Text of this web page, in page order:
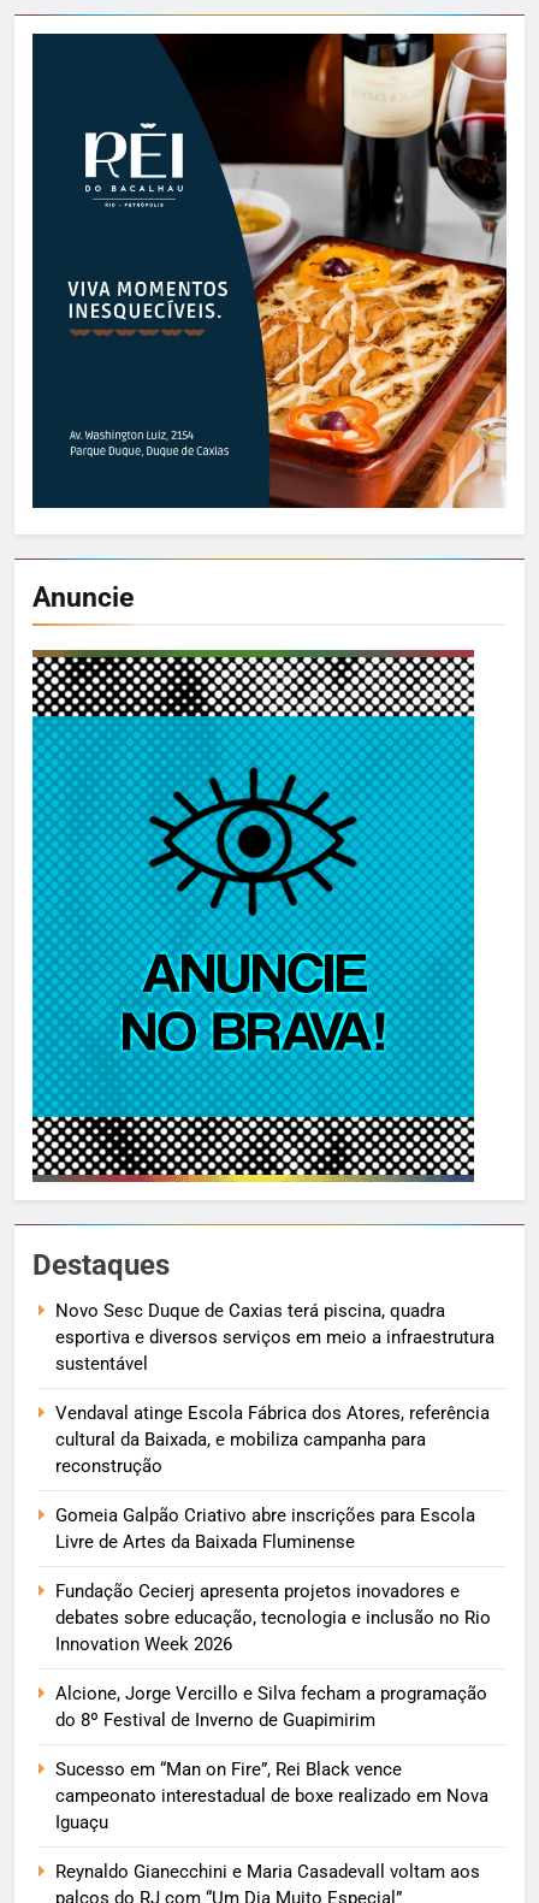
Anuncie
Destaques
Novo Sesc Duque de Caxias terá piscina, quadra
esportiva e diversos serviços em meio a infraestrutura
sustentável
Vendaval atinge Escola Fábrica dos Atores, referência
cultural da Baixada, e mobiliza campanha para
reconstrução
Gomeia Galpão Criativo abre inscrições para Escola
Livre de Artes da Baixada Fluminense
Fundação Cecierj apresenta projetos inovadores e
debates sobre educação, tecnologia e inclusão no Rio
Innovation Week 2026
Alcione, Jorge Vercillo e Silva fecham a programação
do 8º Festival de Inverno de Guapimirim
Sucesso em “Man on Fire”, Rei Black vence
campeonato interestadual de boxe realizado em Nova
Iguaçu
Reynaldo Gianecchini e Maria Casadevall voltam aos
palcos do RJ com “Um Dia Muito Especial”